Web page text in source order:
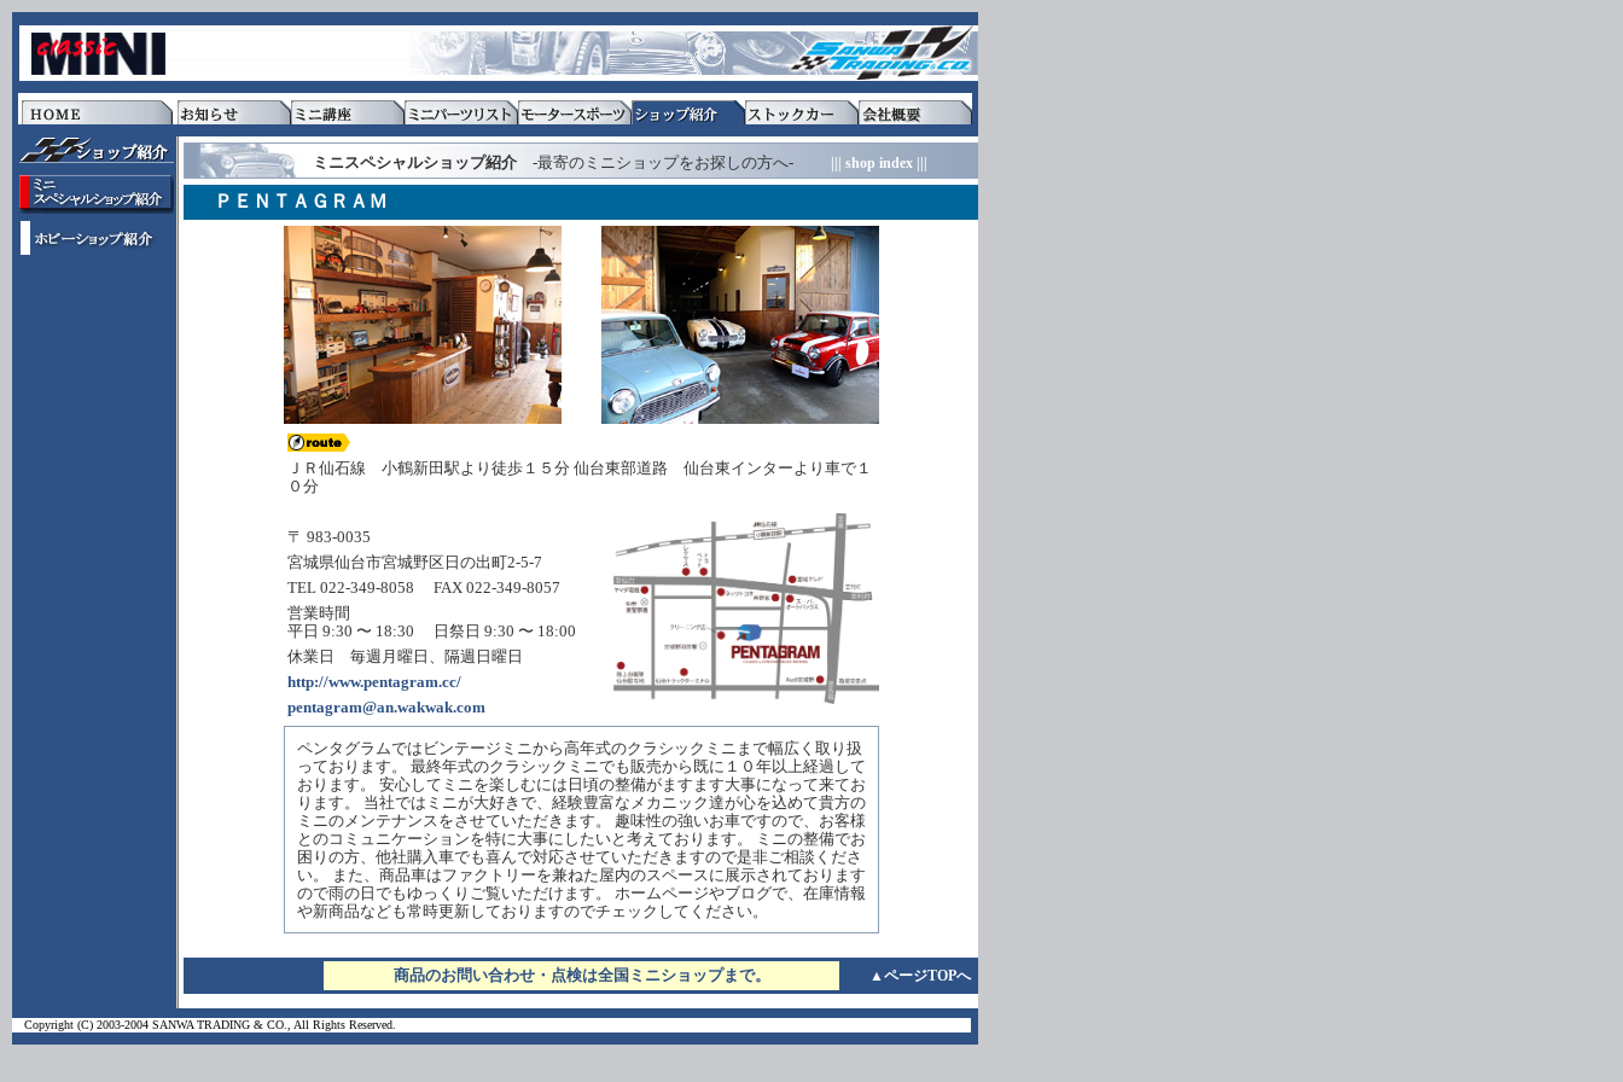
ミニスペシャルショップ紹介 -最寄のミニショップをお探しの方へ- ||| shop index |||
ＰＥＮＴＡＧＲＡＭ
ＪＲ仙石線 小鶴新田駅より徒歩１５分 仙台東部道路 仙台東インターより車で１
０分
〒 983-0035
宮城県仙台市宮城野区日の出町2-5-7
TEL 022-349-8058 FAX 022-349-8057
営業時間
平日 9:30 〜 18:30 日祭日 9:30 〜 18:00
休業日 毎週月曜日、隔週日曜日
http://www.pentagram.cc/
pentagram@an.wakwak.com
ペンタグラムではビンテージミニから高年式のクラシックミニまで幅広く取り扱
っております。 最終年式のクラシックミニでも販売から既に１０年以上経過して
おります。 安心してミニを楽しむには日頃の整備がますます大事になって来てお
ります。 当社ではミニが大好きで、経験豊富なメカニック達が心を込めて貴方の
ミニのメンテナンスをさせていただきます。 趣味性の強いお車ですので、お客様
とのコミュニケーションを特に大事にしたいと考えております。 ミニの整備でお
困りの方、他社購入車でも喜んで対応させていただきますので是非ご相談くださ
い。 また、商品車はファクトリーを兼ねた屋内のスペースに展示されております
ので雨の日でもゆっくりご覧いただけます。 ホームページやブログで、在庫情報
や新商品なども常時更新しておりますのでチェックしてください。
商品のお問い合わせ・点検は全国ミニショップまで。 ▲ページTOPへ
Copyright (C) 2003-2004 SANWA TRADING & CO., All Rights Reserved.